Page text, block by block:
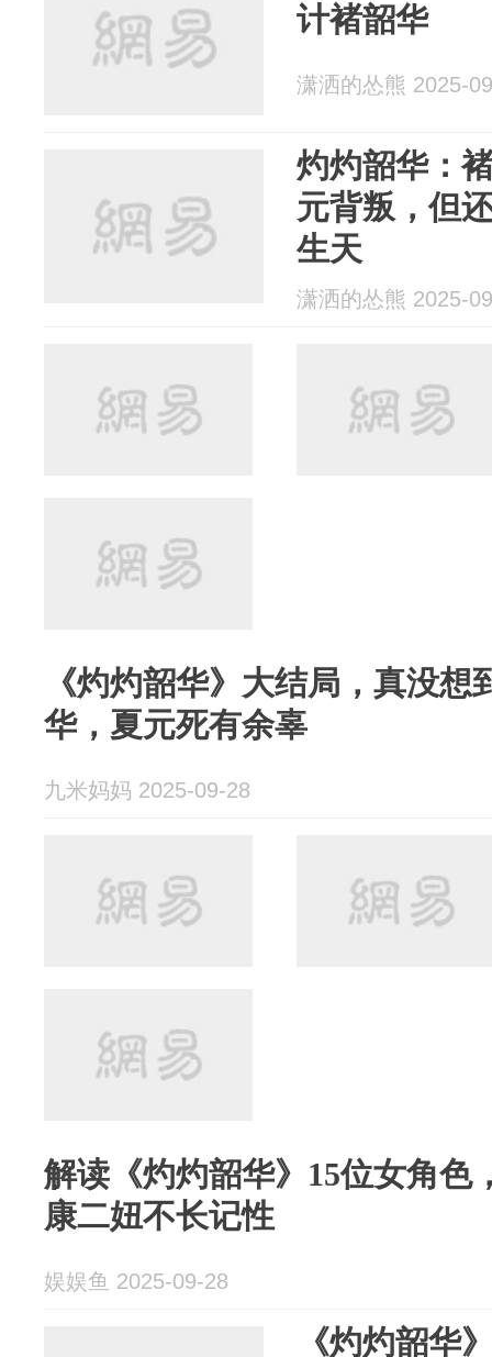
计褚韶华
潇洒的怂熊 2025-
灼灼韶华：
元背叛，但
生天
潇洒的怂熊 2025-
《灼灼韶华》大结局，真没想
华，夏元死有余辜
九米妈妈 2025-09-28
解读《灼灼韶华》15位女角色
康二妞不长记性
娱娱鱼 2025-09-28
《灼灼韶华